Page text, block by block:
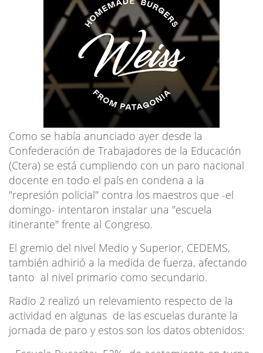
Como se había anunciado ayer desde la
Confederación de Trabajadores de la Educación
(Ctera) se está cumpliendo con un paro nacional
docente en todo el país en condena a la
"represión policial" contra los maestros que -el
domingo- intentaron instalar una "escuela
itinerante" frente al Congreso.
El gremio del nivel Medio y Superior, CEDEMS,
también adhirió a la medida de fuerza, afectando
tanto al nivel primario como secundario.
Radio 2 realizó un relevamiento respecto de la
actividad en algunas de las escuelas durante la
jornada de paro y estos son los datos obtenidos: